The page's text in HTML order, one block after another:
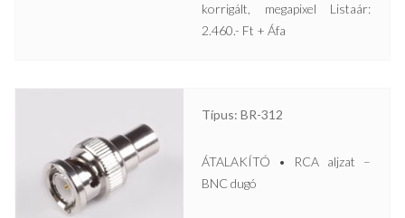
korrigált, megapixel Listaár:
2.460.- Ft + Áfa
Típus: BR-312
ÁTALAKÍTÓ • RCA aljzat –
BNC dugó